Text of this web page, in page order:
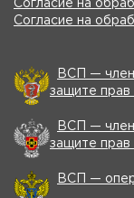
Согласие на
Согласие на
ВСП — член
защите прав
ВСП — член
защите прав
ВСП —